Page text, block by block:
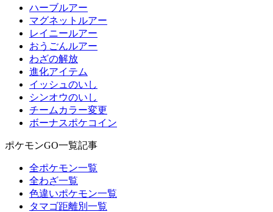
ハーブルアー
マグネットルアー
レイニールアー
おうごんルアー
わざの解放
進化アイテム
イッシュのいし
シンオウのいし
チームカラー変更
ボーナスポケコイン
ポケモンGO一覧記事
全ポケモン一覧
全わざ一覧
色違いポケモン一覧
タマゴ距離別一覧